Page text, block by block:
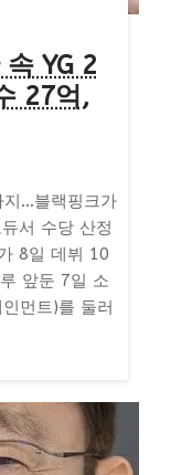
YG 2
27억,
…블랙핑크가
서 수당 산정
8일 데뷔 10
앞둔 7일 소
먼트)를 둘러